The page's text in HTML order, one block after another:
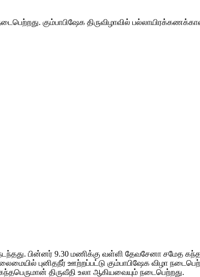
கும்பாபிஷேக திருவிழாவில்
பின்னர் 9.30 மணிக்கு வள்ளி தேவசேனா சமேத
புனிதநீர் ஊற்றப்பட்டு கும்பாபிஷேக விழா
திருவீதி உலா ஆகியவையும் நடைபெற்றது.